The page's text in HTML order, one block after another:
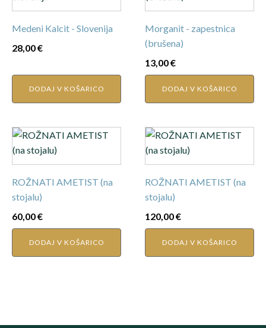
Medeni Kalcit - Slovenija
28,00€
DODAJ V KOŠARICO
Morganit - zapestnica
(brušena)
13,00€
DODAJ V KOŠARICO
ROŽNATI AMETIST (na
stojalu)
60,00€
DODAJ V KOŠARICO
ROŽNATI AMETIST (na
stojalu)
120,00€
DODAJ V KOŠARICO